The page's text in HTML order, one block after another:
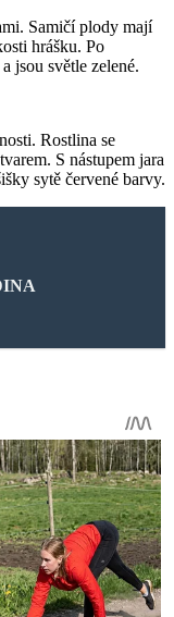
Samičí plody mají
hrášku. Po
jsou světle zelené.
Rostlina se
S nástupem jara
sytě červené barvy.